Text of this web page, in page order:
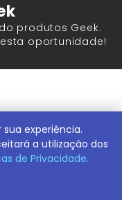
produtos Geek.
oportunidade!
Store |ContentStuff
05.859.917/0001-60.
Bitencourt, 291 -
experiência.
a utilização dos
de Privacidade.